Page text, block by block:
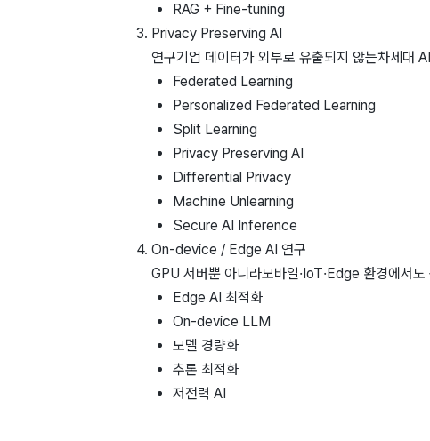
RAG + Fine-tuning
Privacy Preserving AI
연구기업 데이터가 외부로 유출되지 않는차세대
Federated Learning
Personalized Federated Learning
Split Learning
Privacy Preserving AI
Differential Privacy
Machine Unlearning
Secure AI Inference
On-device / Edge AI 연구
GPU 서버뿐 아니라모바일·IoT·Edge 환경에서
Edge AI 최적화
On-device LLM
모델 경량화
추론 최적화
저전력 AI